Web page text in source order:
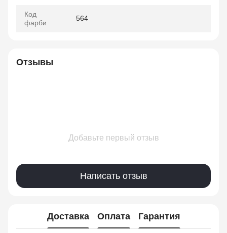
Код
фарби
564
Отзывы
Добавьте первый отзыв
Написать отзыв
Доставка Оплата Гарантия